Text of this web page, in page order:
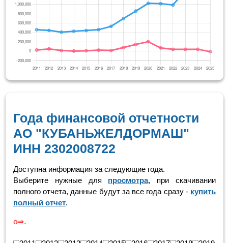
Года финансовой отчетности
АО "КУБАНЬЖЕЛДОРМАШ"
ИНН 2302008722
Доступна информация за следующие года.
Выберите нужные для просмотра, при скачивании
полного отчета, данные будут за все года сразу - купить
полный отчет.